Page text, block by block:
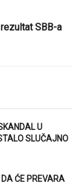
SBB-a
U
SLUČAJNO
ĆE PREVARA